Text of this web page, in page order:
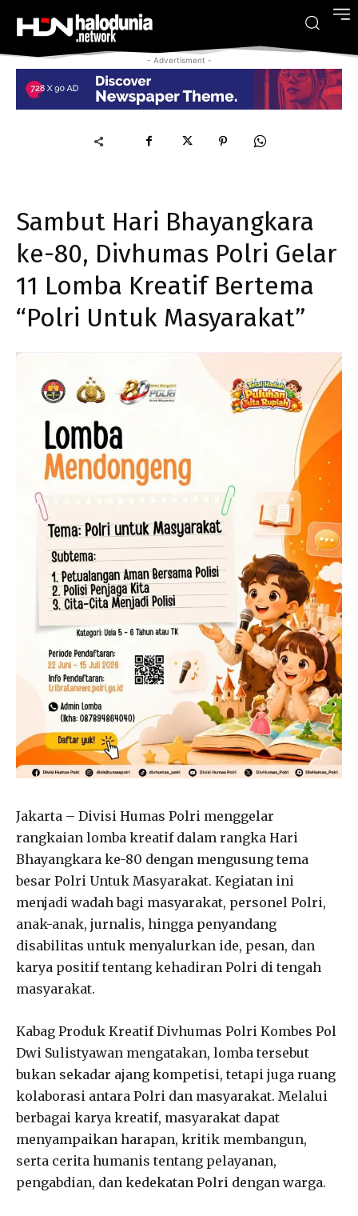
- Advertisment -
Sambut Hari Bhayangkara
ke-80, Divhumas Polri Gelar
11 Lomba Kreatif Bertema
“Polri Untuk Masyarakat”
Jakarta – Divisi Humas Polri menggelar
rangkaian lomba kreatif dalam rangka Hari
Bhayangkara ke-80 dengan mengusung tema
besar Polri Untuk Masyarakat. Kegiatan ini
menjadi wadah bagi masyarakat, personel Polri,
anak-anak, jurnalis, hingga penyandang
disabilitas untuk menyalurkan ide, pesan, dan
karya positif tentang kehadiran Polri di tengah
masyarakat.
Kabag Produk Kreatif Divhumas Polri Kombes Pol
Dwi Sulistyawan mengatakan, lomba tersebut
bukan sekadar ajang kompetisi, tetapi juga ruang
kolaborasi antara Polri dan masyarakat. Melalui
berbagai karya kreatif, masyarakat dapat
menyampaikan harapan, kritik membangun,
serta cerita humanis tentang pelayanan,
pengabdian, dan kedekatan Polri dengan warga.